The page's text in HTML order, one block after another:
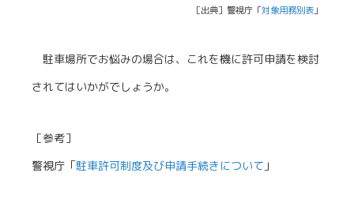
［出典］警視庁「対象用務別表」
駐車場所でお悩みの場合は、これを機に許可申請を検討
されてはいかがでしょうか。
［参考］
警視庁「駐車許可制度及び申請手続きについて 」